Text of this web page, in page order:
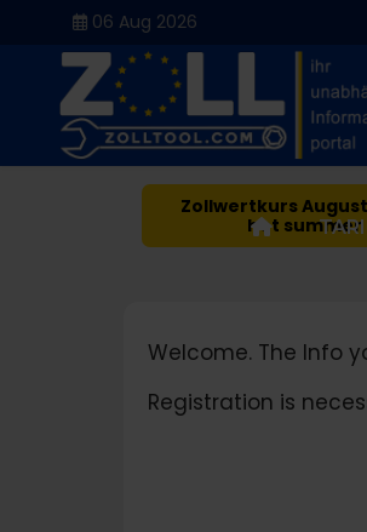
06 Aug 2026
Home
Zollwertkurs
hot summer
Welcome. The Info
Registration is